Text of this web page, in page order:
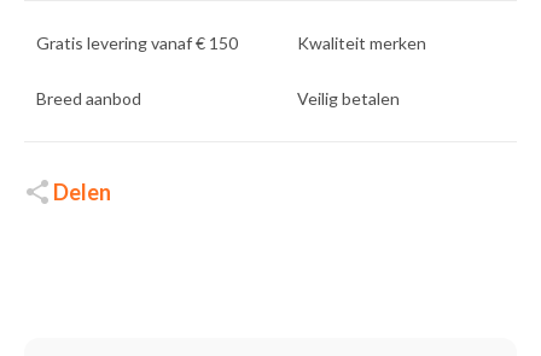
Gratis levering vanaf € 150 Kwaliteit merken
Breed aanbod Veilig betalen
Delen